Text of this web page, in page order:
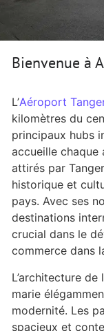
Bienvenue à
L’Aéroport
kilomètres du
principaux hubs
accueille chaque
attirés par
historique et
pays. Avec ses
destinations
crucial dans le
commerce dans
L’architecture
marie
modernité. Les
spacieux et